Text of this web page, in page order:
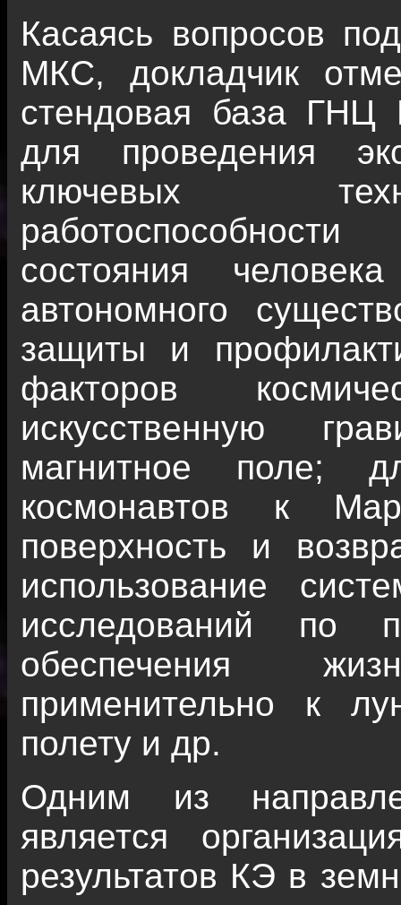
Касаясь вопросов
МКС, докладчик
стендовая база
для проведения
ключевых
состояния
автономного
защиты и
факторов
искусственную
магнитное поле;
космонавтов к
поверхность и
использование
исследований по
обеспечения
применительно к
полету и др.
Одним из
является
результатов КЭ в